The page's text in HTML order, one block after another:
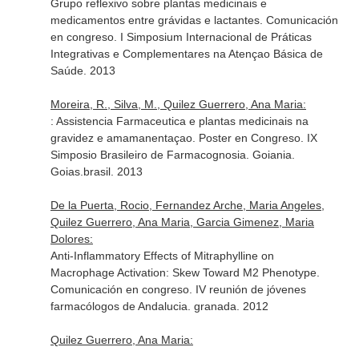
Grupo reflexivo sobre plantas medicinais e
medicamentos entre grávidas e lactantes. Comunicación
en congreso. I Simposium Internacional de Práticas
Integrativas e Complementares na Atençao Básica de
Saúde. 2013
Moreira, R., Silva, M., Quilez Guerrero, Ana Maria:
: Assistencia Farmaceutica e plantas medicinais na
gravidez e amamanentaçao. Poster en Congreso. IX
Simposio Brasileiro de Farmacognosia. Goiania.
Goias.brasil. 2013
De la Puerta, Rocio, Fernandez Arche, Maria Angeles,
Quilez Guerrero, Ana Maria, Garcia Gimenez, Maria
Dolores:
Anti-Inflammatory Effects of Mitraphylline on
Macrophage Activation: Skew Toward M2 Phenotype.
Comunicación en congreso. IV reunión de jóvenes
farmacólogos de Andalucia. granada. 2012
Quilez Guerrero, Ana Maria: